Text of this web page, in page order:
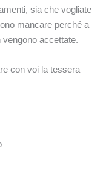
sia che vogliate
mancare perché a
accettate.
con voi la tessera